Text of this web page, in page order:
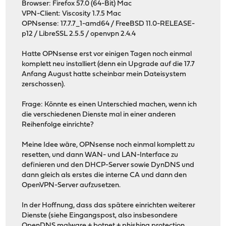
Browser: Firefox 57.0 (64-Bit) Mac
VPN-Client: Viscosity 1.7.5 Mac
OPNsense: 17.7.7_1-amd64 / FreeBSD 11.0-RELEASE-
p12 / LibreSSL 2.5.5 / openvpn 2.4.4
Hatte OPNsense erst vor einigen Tagen noch einmal
komplett neu installiert (denn ein Upgrade auf die 17.7
Anfang August hatte scheinbar mein Dateisystem
zerschossen).
Frage: Könnte es einen Unterschied machen, wenn ich
die verschiedenen Dienste mal in einer anderen
Reihenfolge einrichte?
Meine Idee wäre, OPNsense noch einmal komplett zu
resetten, und dann WAN- und LAN-Interface zu
definieren und den DHCP-Server sowie DynDNS und
dann gleich als erstes die interne CA und dann den
OpenVPN-Server aufzusetzen.
In der Hoffnung, dass das spätere einrichten weiterer
Dienste (siehe Eingangspost, also insbesondere